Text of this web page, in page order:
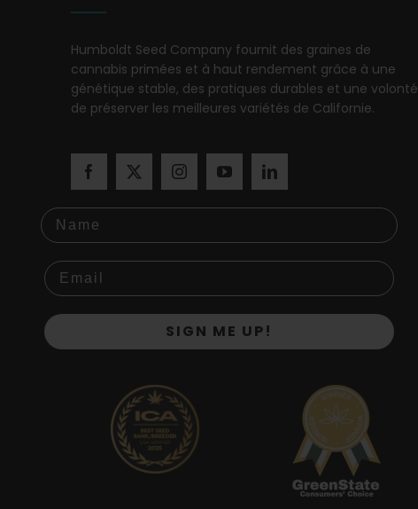
Humboldt Seed Company fournit des graines de
cannabis primées et à haut rendement grâce à une
génétique stable, des pratiques durables et une volonté
de préserver les meilleures variétés de Californie.
Name
SIGN ME UP!